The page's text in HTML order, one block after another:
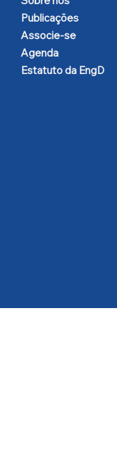
Publicações
Associe-se
Agenda
Estatuto da EngD